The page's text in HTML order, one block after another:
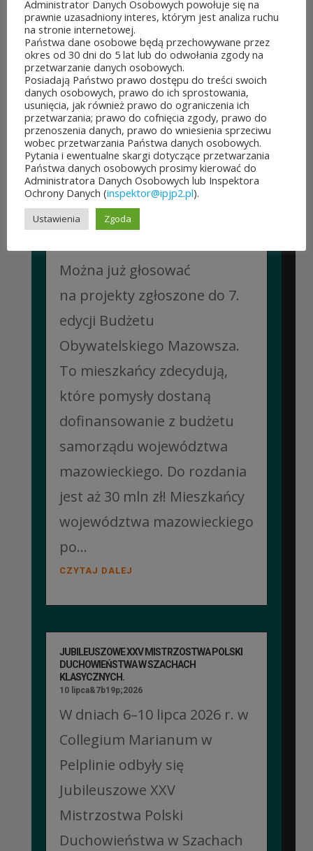
POZOSTAŁE AKTUALNOŚCI
ROZPOCZĘŁO SIĘ GŁOSOWANIE W BUDŻECIE
OBYWATELSKIM MAZOWSZA!
Można już głosować
na projekty zgłoszone do 7.
edycji Budżetu
Obywatelskiego Mazowsza.
To mieszkańcy zdecydują,
które pomysły dostaną
dofinansowanie z budżetu
samorządu województwa
mazowieckiego. Do rozdania
jest aż 30 mln zł! Mieszkańcy
województwa mazowieckiego
po...
CZYTAJ DALEJ
JUBILEUSZOWE XXV MISTRZOSTWA POLSKI
DUCHOWIEŃSTWA W SZACHACH
KLASYCZNYCH.
10 lipca&7b19p;2026
W dniach 6–10 lipca 2026 r. w
Collegium Marianum w
Pelplinie odbyły się
Jubileuszowe XXV
Mistrzostwa Polski
Duchowieństwa w Szachach
Administrator Danych Osobowych powołuje się na
prawnie uzasadniony interes, którym jest analiza ruchu
na stronie internetowej.
Państwa dane osobowe będą przechowywane przez
okres od 30 dni do 5 lat lub do odwołania zgody na
przetwarzanie danych osobowych.
Posiadają Państwo prawo dostępu do treści swoich
danych osobowych, prawo do ich sprostowania,
usunięcia, jak również prawo do ograniczenia ich
przetwarzania; prawo do cofnięcia zgody, prawo do
przenoszenia danych, prawo do wniesienia sprzeciwu
wobec przetwarzania Państwa danych osobowych.
Pytania i ewentualne skargi dotyczące przetwarzania
Państwa danych osobowych prosimy kierować do
Administratora Danych Osobowych lub Inspektora
Ochrony Danych (inspektor@ipjp2.pl).
Ustawienia Zgoda